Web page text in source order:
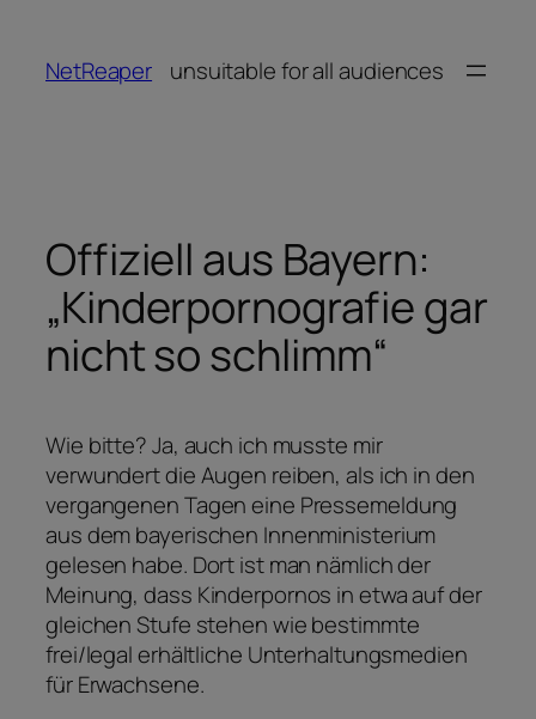
springen
NetReaper unsuitable for all audiences
Offiziell aus Bayern:
„Kinderpornografie gar
nicht so schlimm“
Wie bitte? Ja, auch ich musste mir
verwundert die Augen reiben, als ich in den
vergangenen Tagen eine Pressemeldung
aus dem bayerischen Innenministerium
gelesen habe. Dort ist man nämlich der
Meinung, dass Kinderpornos in etwa auf der
gleichen Stufe stehen wie bestimmte
frei/legal erhältliche Unterhaltungsmedien
für Erwachsene.